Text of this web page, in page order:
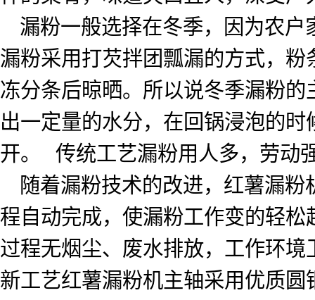
漏粉一般选择在冬季，因为农
漏粉采用打芡拌团瓢漏的方式，
冻分条后晾晒。所以说冬季漏粉
出一定量的水分，在回锅浸泡的
开。
传统工艺漏粉用人多，劳动
随着漏粉技术的改进，红薯漏
程自动完成，使漏粉工作变的轻
过程无烟尘、废水排放，工作环
新工艺红薯漏粉机主轴采用优质